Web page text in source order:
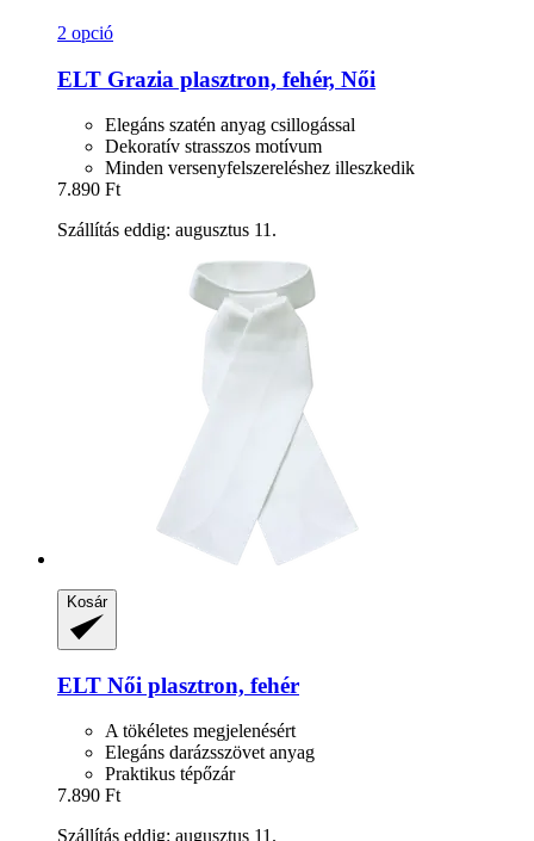
2 opció
ELT Grazia plasztron, fehér, Női
Elegáns szatén anyag csillogással
Dekoratív strasszos motívum
Minden versenyfelszereléshez illeszkedik
7.890 Ft
Szállítás eddig: augusztus 11.
Kosár
ELT Női plasztron, fehér
A tökéletes megjelenésért
Elegáns darázsszövet anyag
Praktikus tépőzár
7.890 Ft
Szállítás eddig: augusztus 11.